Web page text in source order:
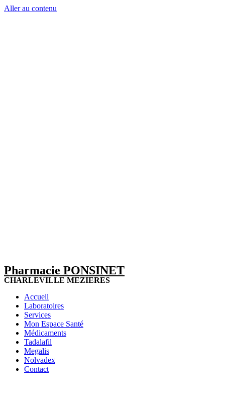
Aller au contenu
Pharmacie PONSINET
CHARLEVILLE MEZIERES
Accueil
Laboratoires
Services
Mon Espace Santé
Médicaments
Tadalafil
Megalis
Nolvadex
Contact